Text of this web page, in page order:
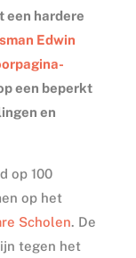
een hardere
Edwin
een beperkt
en
op 100
op het
Scholen. De
tegen het